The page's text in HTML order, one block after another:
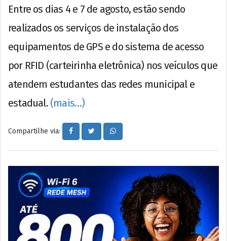
Entre os dias 4 e 7 de agosto, estão sendo
realizados os serviços de instalação dos
equipamentos de GPS e do sistema de acesso
por RFID (carteirinha eletrônica) nos veículos que
atendem estudantes das redes municipal e
estadual. (mais…)
Compartilhe via: